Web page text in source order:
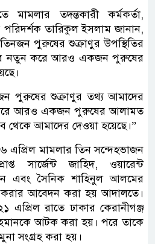
তদন্তকারী কর্মকর্তা,
পরিদর্শক তারিকুল ইসলাম জানান,
পুরুষের শুক্রাণুর উপস্থিতির
নতুন করে আরও একজন পুরুষের
পুরুষের শুক্রাণুর তথ্য আমাদের
আরও একজন পুরুষের আলামত
থেকে আমাদের দেওয়া হয়েছে।”
এপ্রিল মামলার তিন সন্দেহভাজন
সার্জেন্ট জাহিদ, ওয়ারেন্ট
এবং সৈনিক শাহিনুল আলমের
আবেদন করা হয় আদালতে।
এপ্রিল রাতে ঢাকার কেরানীগঞ্জ
আটক করা হয়। পরে তাকে
সংগ্রহ করা হয়।